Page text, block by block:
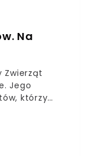
Na
Zwierząt
Jego
którzy